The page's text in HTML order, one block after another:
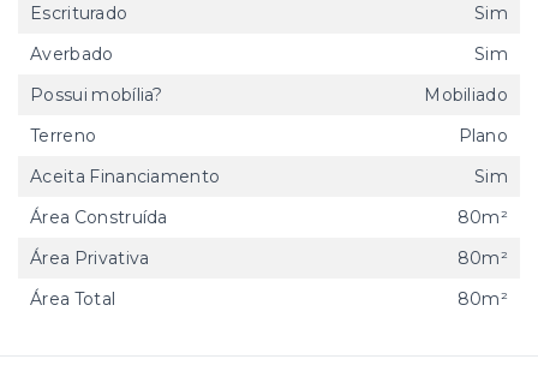
Escriturado
Sim
Averbado
Sim
Possui mobília?
Mobiliado
Terreno
Plano
Aceita Financiamento
Sim
Área Construída
80m²
Área Privativa
80m²
Área Total
80m²